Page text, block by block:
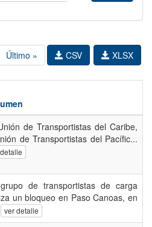
Último » XLSX
CSV
de Transportistas del Caribe,
de Transportistas del Pacífic...
de transportistas de carga
un bloqueo en Paso Canoas, en
ver detalle